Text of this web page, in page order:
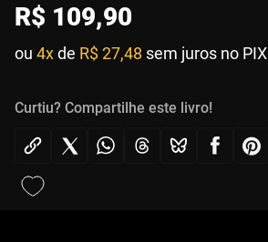
R$ 109,90
ou 4xde R$ 27,48 sem juros no PIX
Curtiu? Compartilhe este livro!